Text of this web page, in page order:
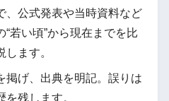
、公式発表や当時資料など
若い頃”から現在までを比
ます。
掲げ、出典を明記。誤りは
残します。